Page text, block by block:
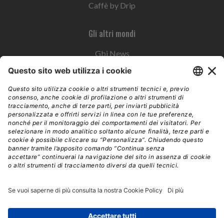
Caffè by Drip
Gli altri mondi
Gbi News
Instoremag
Esplora il gruppo
Edra Edizioni
Edizioni LSWR
LSWR Group
Mixer è un prodotto del network Edra Edizioni. Direzione, amministrazione,